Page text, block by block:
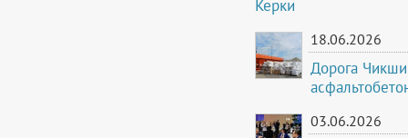
Керки
18.06.2026
Дорога
03.06.2026